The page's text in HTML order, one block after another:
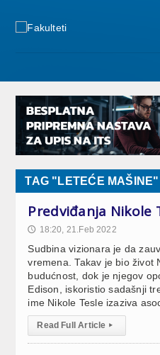
TAG "LETEĆE MAŠINE"
Predviđanja Nikole
🕔 18:20, 21.Feb 2022
Sudbina vizionara je da
vremena. Takav je bio život
budućnost, dok je njegov
Edison, iskoristio sadašnji
ime Nikole Tesle izaziva
Read Full Article ▸